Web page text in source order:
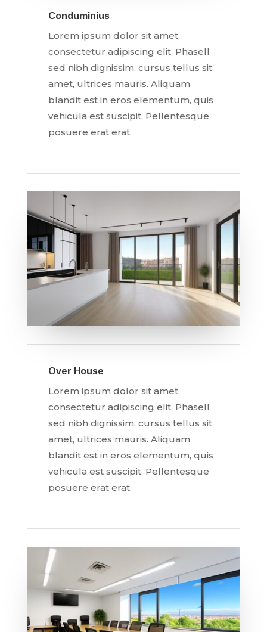
Conduminius
Lorem ipsum dolor sit amet,
consectetur adipiscing elit. Phasell
sed nibh dignissim, cursus tellus sit
amet, ultrices mauris. Aliquam
blandit est in eros elementum, quis
vehicula est suscipit. Pellentesque
posuere erat erat.
Over House
Lorem ipsum dolor sit amet,
consectetur adipiscing elit. Phasell
sed nibh dignissim, cursus tellus sit
amet, ultrices mauris. Aliquam
blandit est in eros elementum, quis
vehicula est suscipit. Pellentesque
posuere erat erat.